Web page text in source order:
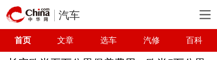
汽车
首页 文章 选车 汽修 百科